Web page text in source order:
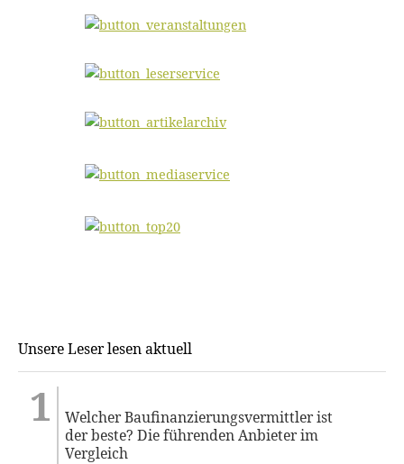
Unsere Leser lesen aktuell
Welcher Baufinanzierungsvermittler ist
der beste? Die führenden Anbieter im
Vergleich